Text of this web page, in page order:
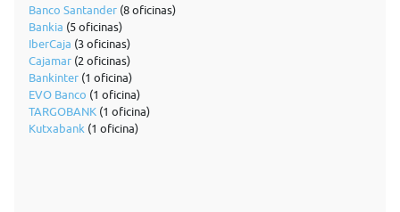
Banco Santander (8 oficinas)
Bankia (5 oficinas)
IberCaja (3 oficinas)
Cajamar (2 oficinas)
Bankinter (1 oficina)
EVO Banco (1 oficina)
TARGOBANK (1 oficina)
Kutxabank (1 oficina)